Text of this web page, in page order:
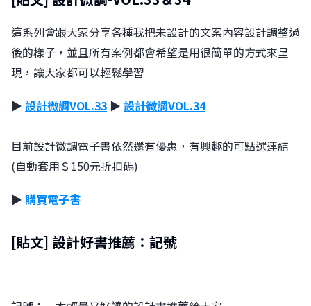
這系列會跟大家分享各種我把未設計的文案內容設計調整過
後的樣子，並且所有案例都會希望是用很簡單的方式來呈
現，讓大家都可以輕鬆學習
▶ 設計微調VOL.33 ▶ 設計微調VOL.34
目前設計微調電子書依然還有優惠，有興趣的可點選連結
(自動套用＄150元折扣碼)
▶ 購買電子書
[貼文] 設計好書推薦：記號